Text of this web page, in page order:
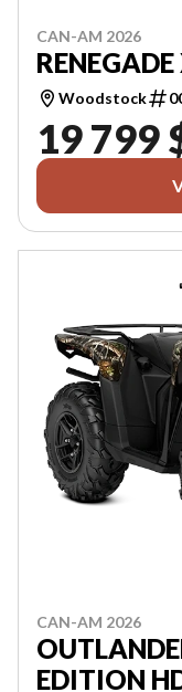
CAN-AM 2026
Woodstock
19 799
CAN-AM 2026
EDITION